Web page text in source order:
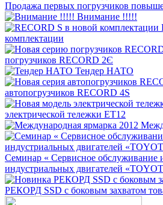
Продажа первых погрузчиков
Внимание !!!!!
комплектации
погрузчиков RECORD 2Є
Тендер НАТО
автопогрузчиков RECORD 4S
электрической тележки ET12
Семинар « Сервисное обслуживание
индустриальных двигателей
РЕКОРД SSD с боковым захватом